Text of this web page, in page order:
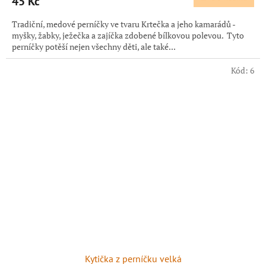
Tradiční, medové perníčky ve tvaru Krtečka a jeho kamarádů -
myšky, žabky, ježečka a zajíčka zdobené bílkovou polevou. Tyto
perníčky potěší nejen všechny děti, ale také...
Kytička z perníčku velká
Kód: 6